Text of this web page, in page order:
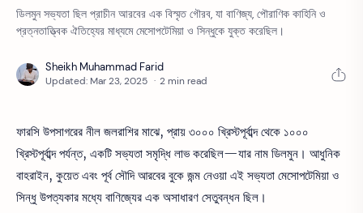
ডিলমুন সভ্যতা ছিল প্রাচীন আরবের এক বিস্মৃত গৌরব, যা বাণিজ্য, পৌরাণিক কাহিনি ও
প্রত্নতাত্ত্বিক ঐতিহ্যের মাধ্যমে মেসোপটেমিয়া ও সিন্ধুকে যুক্ত করেছিল।
2 min read
ফারসি উপসাগরের নীল জলরাশির মাঝে, প্রায় ৩০০০ খ্রিস্টপূর্বাব্দ থেকে ১০০০
খ্রিস্টপূর্বাব্দ পর্যন্ত, একটি সভ্যতা সমৃদ্ধি লাভ করেছিল—যার নাম ডিলমুন। আধুনিক
বাহরাইন, কুয়েত এবং পূর্ব সৌদি আরবের বুকে জন্ম নেওয়া এই সভ্যতা মেসোপটেমিয়া ও
সিন্ধু উপত্যকার মধ্যে বাণিজ্যের এক অসাধারণ সেতুবন্ধন ছিল।